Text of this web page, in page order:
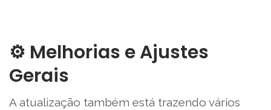
⚙️ Melhorias e Ajustes
Gerais
A atualização também está trazendo vários